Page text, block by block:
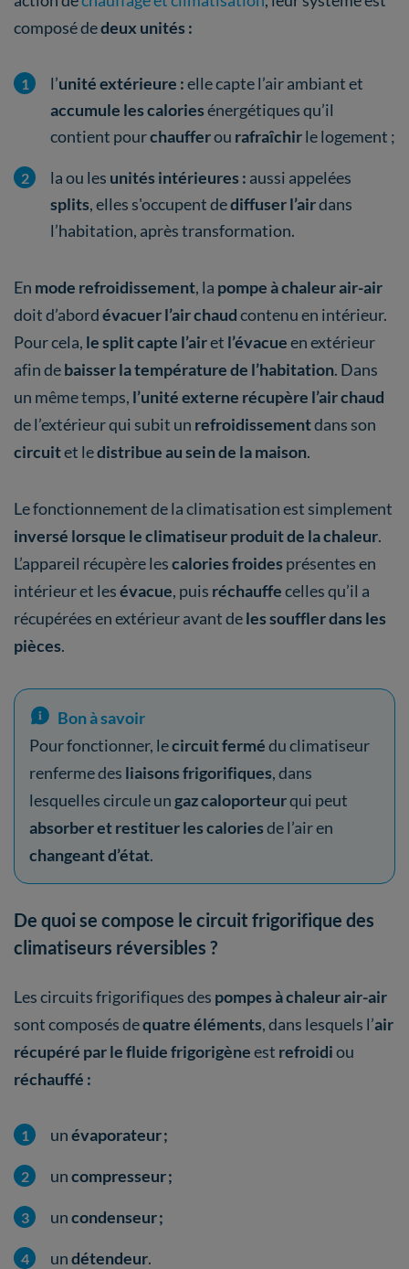
composé dedeux unités :
l’unité extérieure :elle capte l’air ambiant et
accumule les caloriesénergétiques qu’il
contient pourchaufferou rafraîchirle logement ;
la ou les unités intérieures : aussi appelées
splits, elles s'occupent dediffuser l’airdans
l’habitation, après transformation.
En mode refroidissement, la pompe à chaleur air-air
doit d’abordévacuer l’air chaudcontenu en intérieur.
Pour cela, le split capte l’airet l’évacueen extérieur
afin debaisser la température de l’habitation. Dans
un même temps, l’unité externe récupère l’air chaud
de l’extérieur qui subit un refroidissementdans son
circuitet ledistribue au sein de la maison.
Le fonctionnement de la climatisation est simplement
inversé lorsque le climatiseur produit de la chaleur.
L’appareil récupère lescalories froides présentes en
intérieur et lesévacue, puis réchauffecelles qu’il a
récupérées en extérieur avant deles souffler dans les
pièces.
Bon à savoir
Pour fonctionner, lecircuit fermédu climatiseur
renferme des liaisons frigorifiques, dans
lesquelles circule ungaz caloporteurqui peut
absorber et restituer les caloriesde l’air en
changeant d’état.
De quoi se compose le circuit frigorifique des
climatiseurs réversibles ?
Les circuits frigorifiques des pompes à chaleur air-air
sont composés dequatre éléments, dans lesquels l’air
récupéré par le fluidefrigorigèneest refroidiou
réchauffé :
unévaporateur ;
uncompresseur ;
uncondenseur ;
undétendeur.